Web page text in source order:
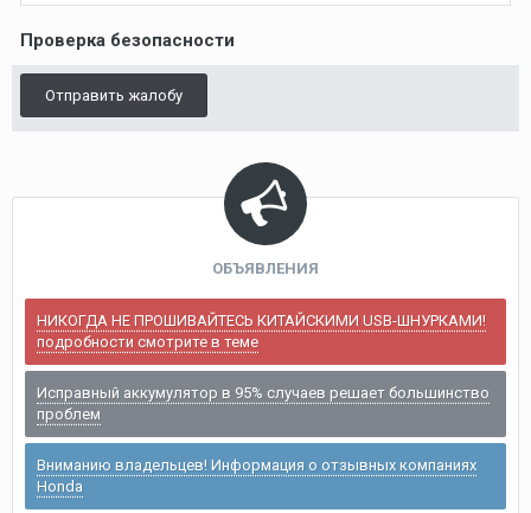
Проверка безопасности
Отправить жалобу
ОБЪЯВЛЕНИЯ
НИКОГДА НЕ ПРОШИВАЙТЕСЬ КИТАЙСКИМИ USB-ШНУРКАМИ!
подробности смотрите в теме
Исправный аккумулятор в 95% случаев решает большинство
проблем
Вниманию владельцев! Информация о отзывных компаниях
Honda